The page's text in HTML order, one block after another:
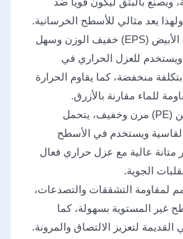
يعد مثالي للأسطح الخرسانية.
فوم البوليسترين الأبيض (EPS) خفيف الوزن وسهل
ويستخدم للعزل الحراري في
بتكلفة منخفضة، كما يقاوم الحرارة
للماء مقارنة بالأزرق.
فوم البولي إيثيلين (PE) مرن وخفيف، يتحمل
القاسية ويستخدم في الأسطح
متانة عالية مع عزل حراري فعال
الجوية.
لمقاومة التشققات والتصدعات،
غير المستوية بسهولة، كما
لتعزيز الالتصاق والمرونة.